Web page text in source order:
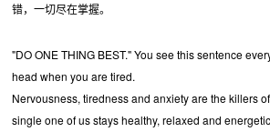
错，一切尽在掌握。
"DO ONE THING BEST." You see this sentence
head when you are tired.
Nervousness, tiredness and anxiety are the killers
single one of us stays healthy, relaxed and